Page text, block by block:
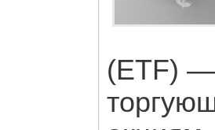
(ETF) —